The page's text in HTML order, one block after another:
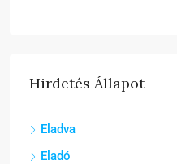
Hirdetés Állapot
Eladva
Eladó